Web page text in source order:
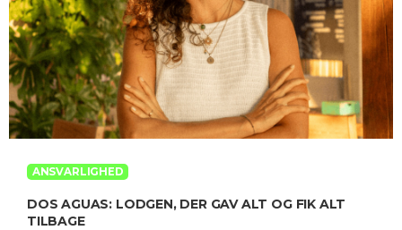
ANSVARLIGHED
DOS AGUAS: LODGEN, DER GAV ALT OG FIK ALT
TILBAGE